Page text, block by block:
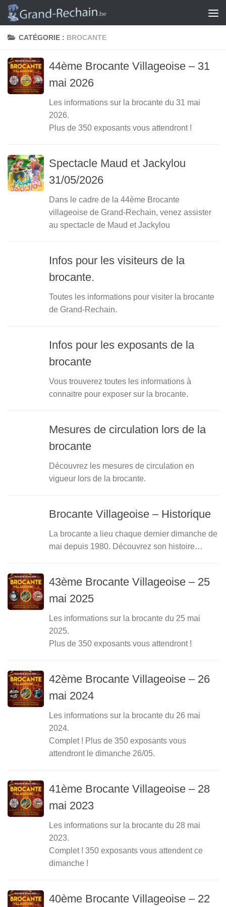
Skip to content
CATÉGORIE : BROCANTE
44ème Brocante Villageoise – 31
mai 2026
Les informations sur la brocante du 31 mai
2026.
Plus de 350 exposants vous attendront !
Spectacle Maud et Jackylou
31/05/2026
Dans le cadre de la 44ème Brocante
villageoise de Grand-Rechain, venez assister
au spectacle de Maud et Jackylou
Infos pour les visiteurs de la
brocante.
Toutes les informations pour visiter la brocante
de Grand-Rechain.
Infos pour les exposants de la
brocante
Vous trouverez toutes les informations à
connaitre pour exposer sur la brocante.
Mesures de circulation lors de la
brocante
Découvrez les mesures de circulation en
vigueur lors de la brocante.
Brocante Villageoise – Historique
La brocante a lieu chaque dernier dimanche de
mai depuis 1980. Découvrez son histoire…
43ème Brocante Villageoise – 25
mai 2025
Les informations sur la brocante du 25 mai
2025.
Plus de 350 exposants vous attendront !
42ème Brocante Villageoise – 26
mai 2024
Les informations sur la brocante du 26 mai
2024.
Complet ! Plus de 350 exposants vous
attendront le dimanche 26/05.
41ème Brocante Villageoise – 28
mai 2023
Les informations sur la brocante du 28 mai
2023.
Complet ! 350 exposants vous attendent ce
dimanche !
40ème Brocante Villageoise – 22